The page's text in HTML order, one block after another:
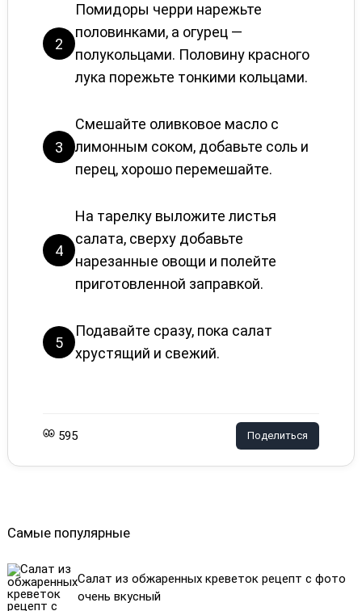
Самые популярные
Салат из обжаренных креветок рецепт с фото
очень вкусный
2
Помидоры черри нарежьте
половинками, а огурец —
полукольцами. Половину красного
лука порежьте тонкими кольцами.
3
Смешайте оливковое масло с
лимонным соком, добавьте соль и
перец, хорошо перемешайте.
4
На тарелку выложите листья
салата, сверху добавьте
нарезанные овощи и полейте
приготовленной заправкой.
5
Подавайте сразу, пока салат
хрустящий и свежий.
595 Поделиться